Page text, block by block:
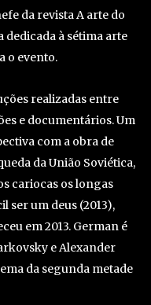
da revista A arte do
à sétima arte
o evento.
realizadas entre
e documentários. Um
com a obra de
da União Soviética,
cariocas os longas
ser um deus (2013),
em 2013. German é
e Alexander
da segunda metade